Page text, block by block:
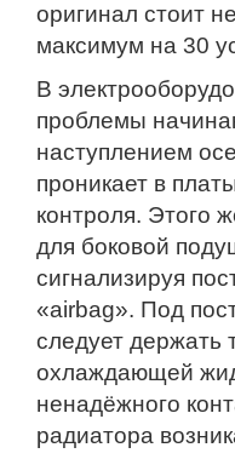
оригинал стоит
максимум на 30
В
проблемы
наступлением
проникает в
контроля. Этого
для боковой
сигнализируя
«airbag». Под
следует держать
охлаждающей
ненадёжного
радиатора